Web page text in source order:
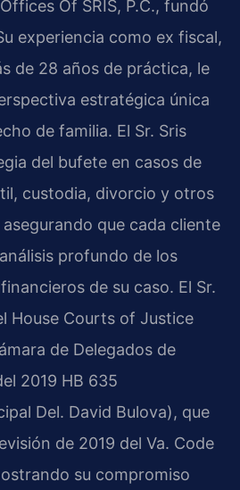
Of SRIS, P.C., fundó
experiencia como ex fiscal,
de 28 años de práctica, le
estratégica única
de familia. El Sr. Sris
del bufete en casos de
custodia, divorcio y otros
que cada cliente
profundo de los
de su caso. El Sr.
House Courts of Justice
de Delegados de
2019 HB 635
Del. David Bulova), que
de 2019 del Va. Code
su compromiso